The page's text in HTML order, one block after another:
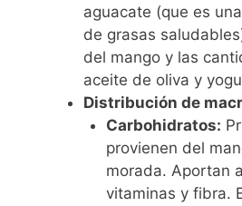
aguacate (que es
de grasas
del mango y las
aceite de oliva y
Distribución de
Carbohidratos:
provienen del
morada. Aportan
vitaminas y fibra.